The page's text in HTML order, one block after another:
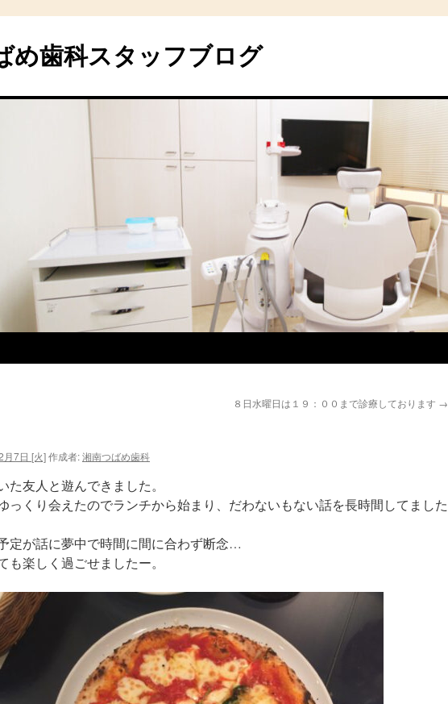
め歯科スタッフブログ
８日水曜日は１９：００まで診療しております →
月7日 [火]作成者:湘南つばめ歯科
た友人と遊んできました。
っくり会えたのでランチから始まり、だわないもない話を長時間してました
定が話に夢中で時間に間に合わず断念…
も楽しく過ごせましたー。